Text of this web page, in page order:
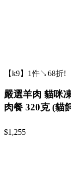
【k9】1件↘68折!
嚴選羊肉 貓咪
肉餐 320克 (貓
$1,255